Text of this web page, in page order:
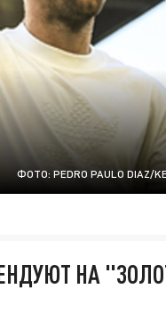
ФОТО: PEDRO PAULO DIAZ/
НА